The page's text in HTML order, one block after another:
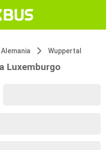
Alemania Wuppertal
Luxemburgo